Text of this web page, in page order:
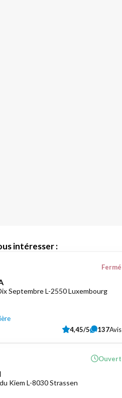
intéresser :
Septembre L-2550 Luxembourg
Fermé
4,45/5 137Avis
Kiem L-8030 Strassen
Ouvert